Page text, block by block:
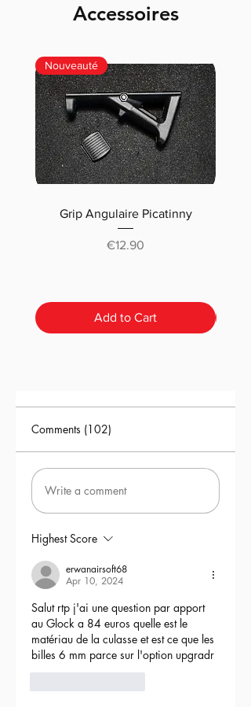
Accessoires
Nouveauté
Grip Angulaire Picatinny
Price
€12.90
Add to Cart
Comments (102)
Write a comment
Highest Score
erwanairsoft68
Apr 10, 2024
Salut rtp j'ai une question par apport
au Glock a 84 euros quelle est le
matériau de la culasse et est ce que les
billes 6 mm parce sur l'option upgradr